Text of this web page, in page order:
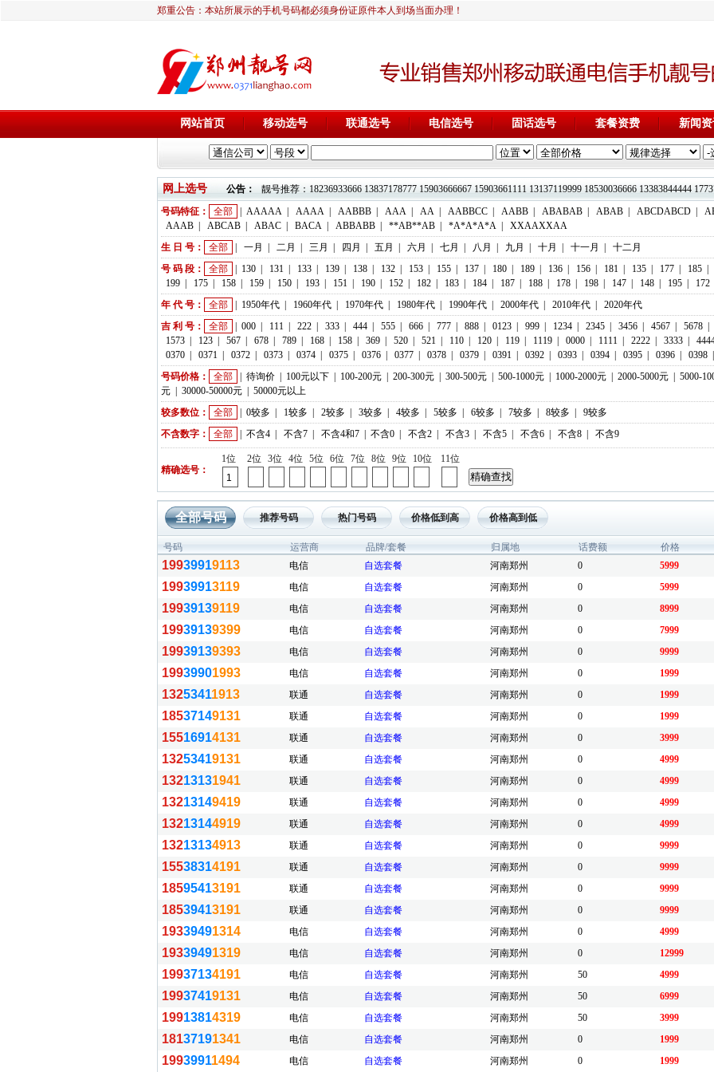
郑重公告：本站所展示的手机号码都必须身份证原件本人到场当面办理！
网站首页 移动选号 联通选号 电信选号 固话选号 套餐资费 新闻资
网上选号 公告：
靓号推荐：18236933666 13837178777 15903666667 15903661111 13137119999 18530036666 13383844444
号码特征：
全部 AAAAA AAAA AABBB AAA AA AABBCC AABB ABABAB ABAB ABCDABCD
AAAB
ABCAB ABAC BACA ABBABB **AB**AB *A*A*A*A
XXAAXXAA
生 日 号：
全部 一月 二月 三月 四月 五月 六月 七月 八月 九月 十月 十一月
十二月
号 码 段：
全部 130 131 133 139 138 132 153 155 137 180 189 136 156 181 135 177 185
199
175 158 159 150 193 151 190 152 182 183 184 187 188 178 198 147 148 195
172
年 代 号：
全部 1950年代 1960年代 1970年代 1980年代 1990年代 2000年代 2010年代
2020年代
吉 利 号：
全部 000 111 222 333 444 555 666 777 888 0123 999 1234 2345 3456 4567 5678
1573
123 567 678 789 168 158 369 520 521 110 120 119 1119 0000 1111 2222 3333
0370
0371 0372 0373 0374 0375 0376 0377 0378 0379 0391 0392 0393 0394 0395 0396 0398
号码价格：
全部 待询价 100元以下 100-200元 200-300元 300-500元 500-1000元 1000-2000元 2000-5000元
5000-
元
30000-50000元
50000元以上
较多数位：
全部 0较多 1较多 2较多 3较多 4较多 5较多 6较多 7较多 8较多
9较多
不含数字：
全部 不含4 不含7 不含4和7 不含0 不含2 不含3 不含5 不含6 不含8 不含9
精确选号：
1位 2位 3位 4位 5位 6位 7位 8位 9位 10位 11位
全部号码 推荐号码 热门号码 价格低到高 价格高到低
号码 运营商 品牌/套餐 归属地 话费额 价格
19939919113 电信 自选套餐 河南郑州 0 5999
19939913119 电信 自选套餐 河南郑州 0 5999
19939139119 电信 自选套餐 河南郑州 0 8999
19939139399 电信 自选套餐 河南郑州 0 7999
19939139393 电信 自选套餐 河南郑州 0 9999
19939901993 电信 自选套餐 河南郑州 0 1999
13253411913 联通 自选套餐 河南郑州 0 1999
18537149131 联通 自选套餐 河南郑州 0 1999
15516914131 联通 自选套餐 河南郑州 0 3999
13253419131 联通 自选套餐 河南郑州 0 4999
13213131941 联通 自选套餐 河南郑州 0 4999
13213149419 联通 自选套餐 河南郑州 0 4999
13213144919 联通 自选套餐 河南郑州 0 4999
13213134913 联通 自选套餐 河南郑州 0 9999
15538314191 联通 自选套餐 河南郑州 0 9999
18595413191 联通 自选套餐 河南郑州 0 9999
18539413191 联通 自选套餐 河南郑州 0 9999
19339491314 电信 自选套餐 河南郑州 0 4999
19339491319 电信 自选套餐 河南郑州 0 12999
19937134191 电信 自选套餐 河南郑州 50 4999
19937419131 电信 自选套餐 河南郑州 50 6999
19913814319 电信 自选套餐 河南郑州 50 3999
18137191341 电信 自选套餐 河南郑州 0 1999
19939911494 电信 自选套餐 河南郑州 0 1999